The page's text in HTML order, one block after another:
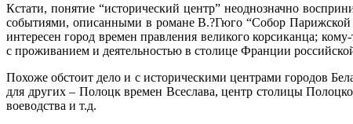
Кстати, понятие “исторический центр” неоднозначно
событиями, описанными в романе В.?Гюго “Собор Парижской
интересен город времен правления великого корсиканца;
с проживанием и деятельностью в столице Франции
Похоже обстоит дело и с историческими центрами городов
для других – Полоцк времен Всеслава, центр столицы
воеводства и т.д.